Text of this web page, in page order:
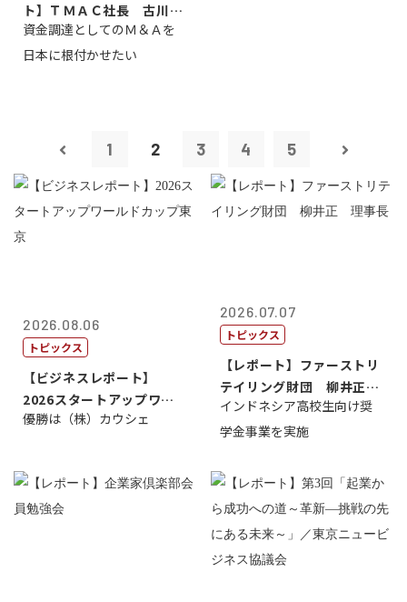
ト】ＴＭＡＣ社長 古川英
一
資金調達としてのＭ＆Ａを
日本に根付かせたい
1 2 3 4 5
2026.08.06
トピックス
【ビジネスレポート】
2026スタートアップワー
ルドカップ東京
優勝は（株）カウシェ
2026.07.07
トピックス
【レポート】ファーストリ
テイリング財団 柳井正
理事長
インドネシア高校生向け奨
学金事業を実施